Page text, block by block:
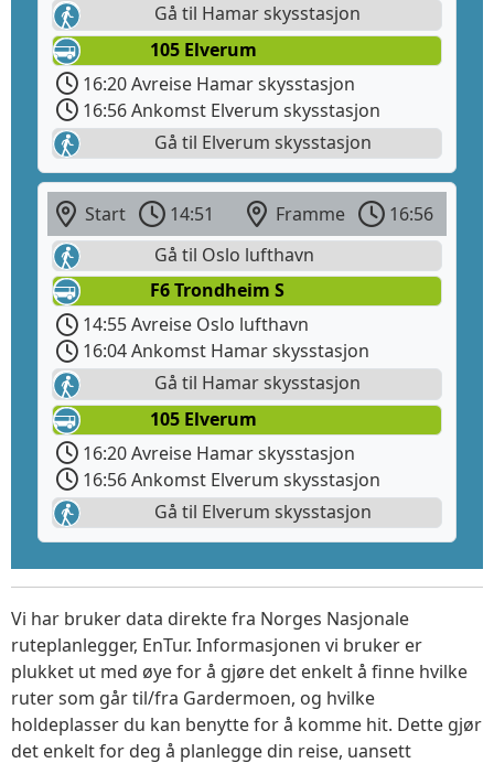
Gå til Hamar skysstasjon
105 Elverum
16:20 Avreise Hamar skysstasjon
16:56 Ankomst Elverum skysstasjon
Gå til Elverum skysstasjon
Start 14:51 Framme
16:56
Gå til Oslo lufthavn
F6 Trondheim S
14:55 Avreise Oslo lufthavn
16:04 Ankomst Hamar skysstasjon
Gå til Hamar skysstasjon
105 Elverum
16:20 Avreise Hamar skysstasjon
16:56 Ankomst Elverum skysstasjon
Gå til Elverum skysstasjon
Vi har bruker data direkte fra Norges Nasjonale
ruteplanlegger, EnTur. Informasjonen vi bruker er
plukket ut med øye for å gjøre det enkelt å finne hvilke
ruter som går til/fra Gardermoen, og hvilke
holdeplasser du kan benytte for å komme hit. Dette gjør
det enkelt for deg å planlegge din reise, uansett